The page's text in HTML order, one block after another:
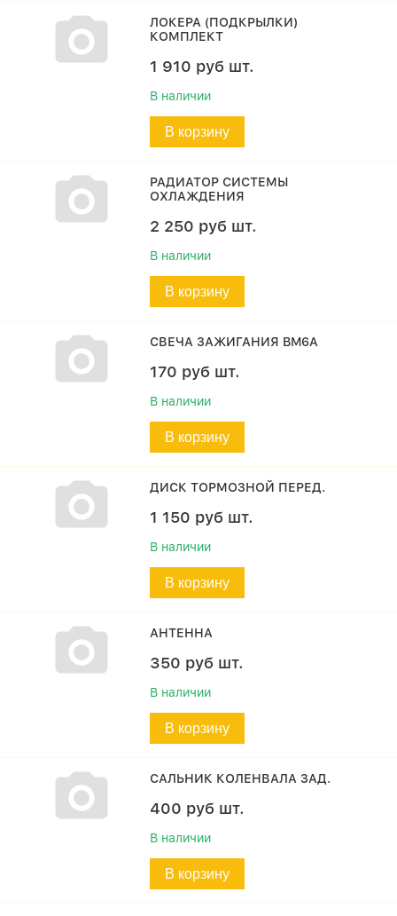
ЛОКЕРА (ПОДКРЫЛКИ)
КОМПЛЕКТ
1 910 руб шт.
В наличии
В корзину
РАДИАТОР СИСТЕМЫ
ОХЛАЖДЕНИЯ
2 250 руб шт.
В наличии
В корзину
СВЕЧА ЗАЖИГАНИЯ BM6A
170 руб шт.
В наличии
В корзину
ДИСК ТОРМОЗНОЙ ПЕРЕД.
1 150 руб шт.
В наличии
В корзину
АНТЕННА
350 руб шт.
В наличии
В корзину
САЛЬНИК КОЛЕНВАЛА ЗАД.
400 руб шт.
В наличии
В корзину